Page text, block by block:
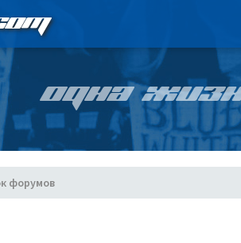
ОДНА
форумов